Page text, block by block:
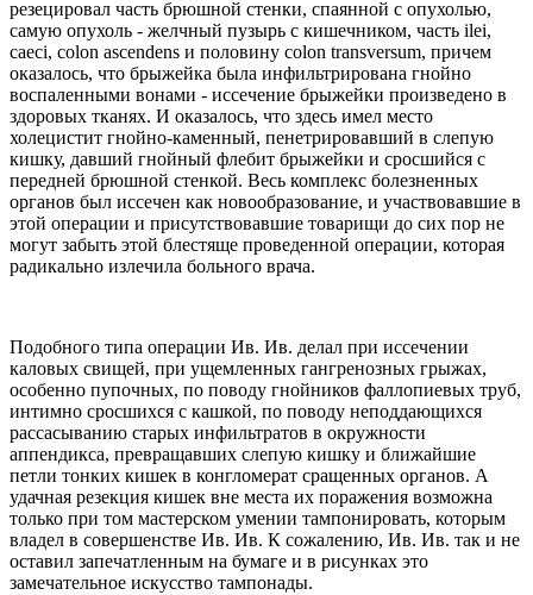
резецировал часть брюшной стенки, спаянной с опухолью,
самую опухоль - желчный пузырь с кишечником, часть ilei,
caeci, colon ascendens и половину colon transversum, причем
оказалось, что брыжейка была инфильтрирована гнойно
воспаленными вонами - иссечение брыжейки произведено в
здоровых тканях. И оказалось, что здесь имел место
холецистит гнойно-каменный, пенетрировавший в слепую
кишку, давший гнойный флебит брыжейки и сросшийся с
передней брюшной стенкой. Весь комплекс болезненных
органов был иссечен как новообразование, и участвовавшие в
этой операции и присутствовавшие товарищи до сих пор не
могут забыть этой блестяще проведенной операции, которая
радикально излечила больного врача.
Подобного типа операции Ив. Ив. делал при иссечении
каловых свищей, при ущемленных гангренозных грыжах,
особенно пупочных, по поводу гнойников фаллопиевых труб,
интимно сросшихся с кашкой, по поводу неподдающихся
рассасыванию старых инфильтратов в окружности
аппендикса, превращавших слепую кишку и ближайшие
петли тонких кишек в конгломерат сращенных органов. А
удачная резекция кишек вне места их поражения возможна
только при том мастерском умении тампонировать, которым
владел в совершенстве Ив. Ив. К сожалению, Ив. Ив. так и не
оставил запечатленным на бумаге и в рисунках это
замечательное искусство тампонады.